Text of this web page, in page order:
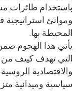
باستخدام طائرات
وموانئ
المحيطة بها.
يأتي هذا الهجوم
التي تهدف كييف من
والاقتصادية
سياسية وميدانية